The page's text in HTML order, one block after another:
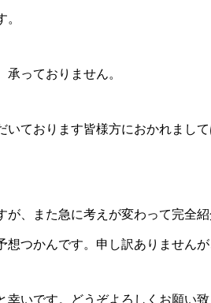
承っておりません。
いております皆様方におかれまし
が、また急に考えが変わって完全
つかんです。申し訳ありませんが
いです。どうぞよろしくお願い致